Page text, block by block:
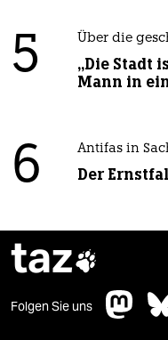
5 Über die
„Die Stadt
Mann in
6 Antifas in
Der
taz
Folgen Sie uns